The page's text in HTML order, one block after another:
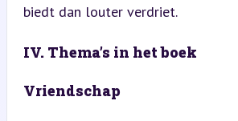
biedt dan louter verdriet.
IV. Thema’s in het boek
Vriendschap